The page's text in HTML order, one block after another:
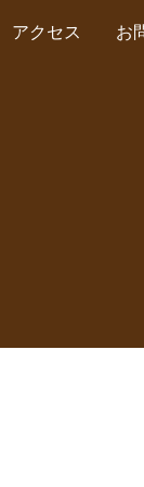
アクセス お